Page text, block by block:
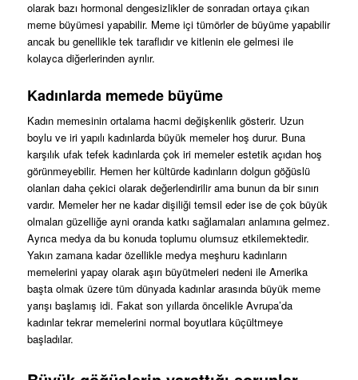
olarak bazı hormonal dengesizlikler de sonradan ortaya çıkan
meme büyümesi yapabilir. Meme içi tümörler de büyüme yapabilir
ancak bu genellikle tek taraflıdır ve kitlenin ele gelmesi ile
kolayca diğerlerinden ayrılır.
Kadınlarda memede büyüme
Kadın memesinin ortalama hacmi değişkenlik gösterir. Uzun
boylu ve iri yapılı kadınlarda büyük memeler hoş durur. Buna
karşılık ufak tefek kadınlarda çok iri memeler estetik açıdan hoş
görünmeyebilir. Hemen her kültürde kadınların dolgun göğüslü
olanları daha çekici olarak değerlendirilir ama bunun da bir sınırı
vardır. Memeler her ne kadar dişiliği temsil eder ise de çok büyük
olmaları güzelliğe ayni oranda katkı sağlamaları anlamına gelmez.
Ayrıca medya da bu konuda toplumu olumsuz etkilemektedir.
Yakın zamana kadar özellikle medya meşhuru kadınların
memelerini yapay olarak aşırı büyütmeleri nedeni ile Amerika
başta olmak üzere tüm dünyada kadınlar arasında büyük meme
yarışı başlamış idi. Fakat son yıllarda öncelikle Avrupa’da
kadınlar tekrar memelerini normal boyutlara küçültmeye
başladılar.